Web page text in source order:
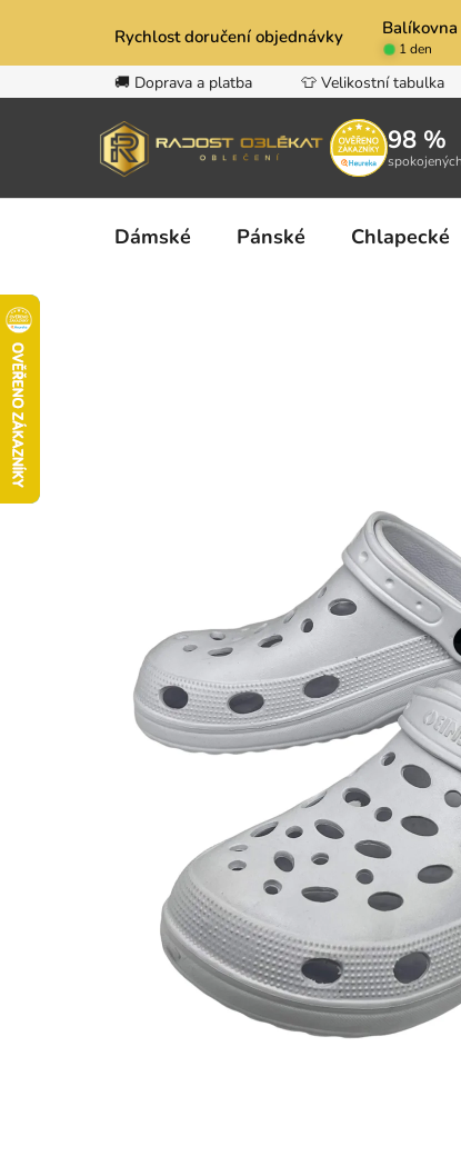
obsah
Rychlost doručení objednávky Balíkovna
1 den
🚚 Doprava a platba 👕 Velikostní tabulka
98 %
Dámské Pánské Chlapecké